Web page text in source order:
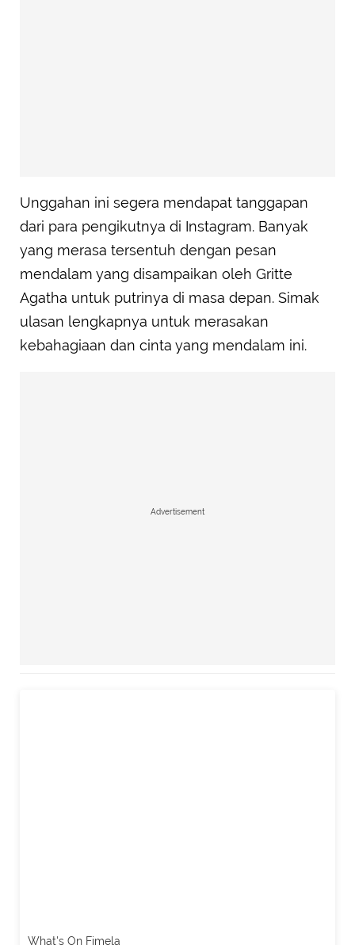
Unggahan ini segera mendapat tanggapan
dari para pengikutnya di Instagram. Banyak
yang merasa tersentuh dengan pesan
mendalam yang disampaikan oleh Gritte
Agatha untuk putrinya di masa depan. Simak
ulasan lengkapnya untuk merasakan
kebahagiaan dan cinta yang mendalam ini.
Advertisement
What's On Fimela